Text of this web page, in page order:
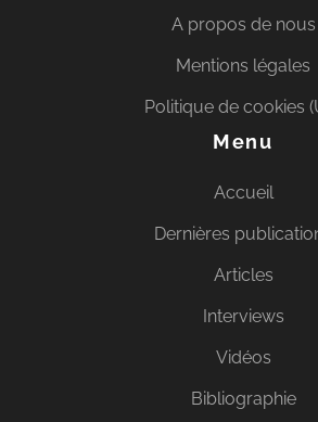
A propos de nous
Mentions légales
Politique de cookies
Menu
Accueil
Dernières
Articles
Interviews
Vidéos
Bibliographie